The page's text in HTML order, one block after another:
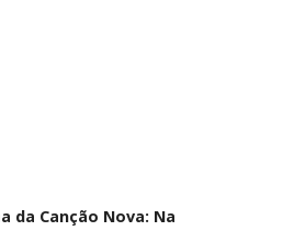
da Canção Nova: Na